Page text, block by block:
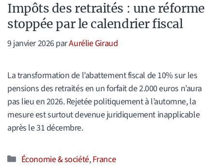
Impôts des retraités : une réforme
stoppée par le calendrier fiscal
9 janvier 2026parAurélie Giraud
La transformation de l’abattement fiscal de 10% sur les
pensions des retraités en un forfait de 2.000 euros n’aura
pas lieu en 2026. Rejetée politiquement à l’automne, la
mesure est surtout devenue juridiquement inapplicable
après le 31 décembre.
Catégories
Économie & société,France